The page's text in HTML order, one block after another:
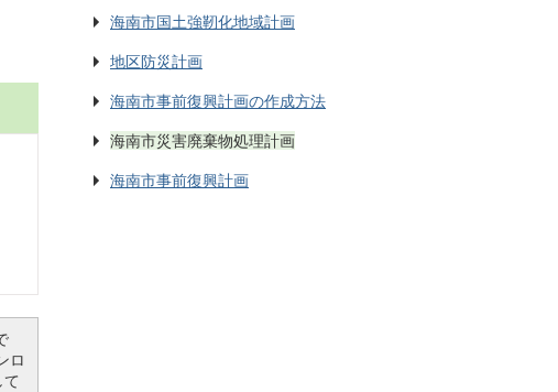
ロ
海南市国土強靭化地域計画
地区防災計画
海南市事前復興計画の作成方法
海南市災害廃棄物処理計画
海南市事前復興計画